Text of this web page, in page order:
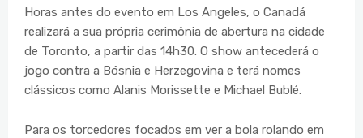
Horas antes do evento em Los Angeles, o Canadá
realizará a sua própria cerimônia de abertura na cidade
de Toronto, a partir das 14h30. O show antecederá o
jogo contra a Bósnia e Herzegovina e terá nomes
clássicos como Alanis Morissette e Michael Bublé.
Para os torcedores focados em ver a bola rolando em